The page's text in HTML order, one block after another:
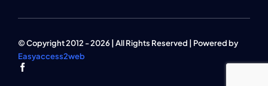
© Copyright 2012 - 2026 | All Rights Reserved | Powered by
Easyaccess2web